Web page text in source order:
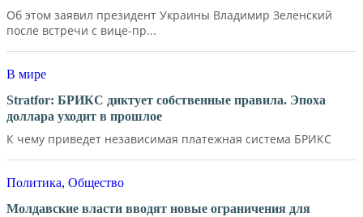
Об этом заявил президент Украины Владимир Зеленский
после встречи с вице-пр...
В мире
Stratfor: БРИКС диктует собственные правила. Эпоха
доллара уходит в прошлое
К чему приведет независимая платежная система БРИКС
Политика, Общество
Молдавские власти вводят новые ограничения для